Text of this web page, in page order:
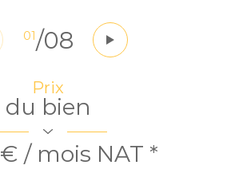
01/08
Prix
du bien
/ mois NAT *